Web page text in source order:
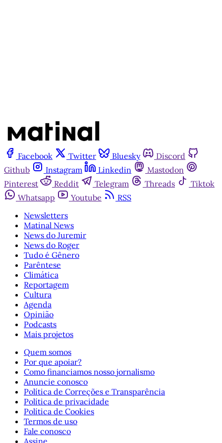
Facebook Twitter Bluesky
Discord
Github
Instagram Linkedin
Mastodon
Pinterest
Reddit Telegram Threads
Tiktok
Whatsapp
Youtube
RSS
Newsletters
Matinal News
News do Juremir
News do Roger
Tudo é Gênero
Parêntese
Climática
Reportagem
Cultura
Agenda
Opinião
Podcasts
Mais projetos
Quem somos
Por que apoiar?
Como financiamos nosso jornalismo
Anuncie conosco
Política de Correções e Transparência
Política de privacidade
Política de Cookies
Termos de uso
Fale conosco
Assine